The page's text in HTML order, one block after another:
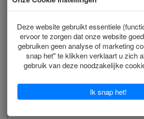
Vraag/opmerking:*